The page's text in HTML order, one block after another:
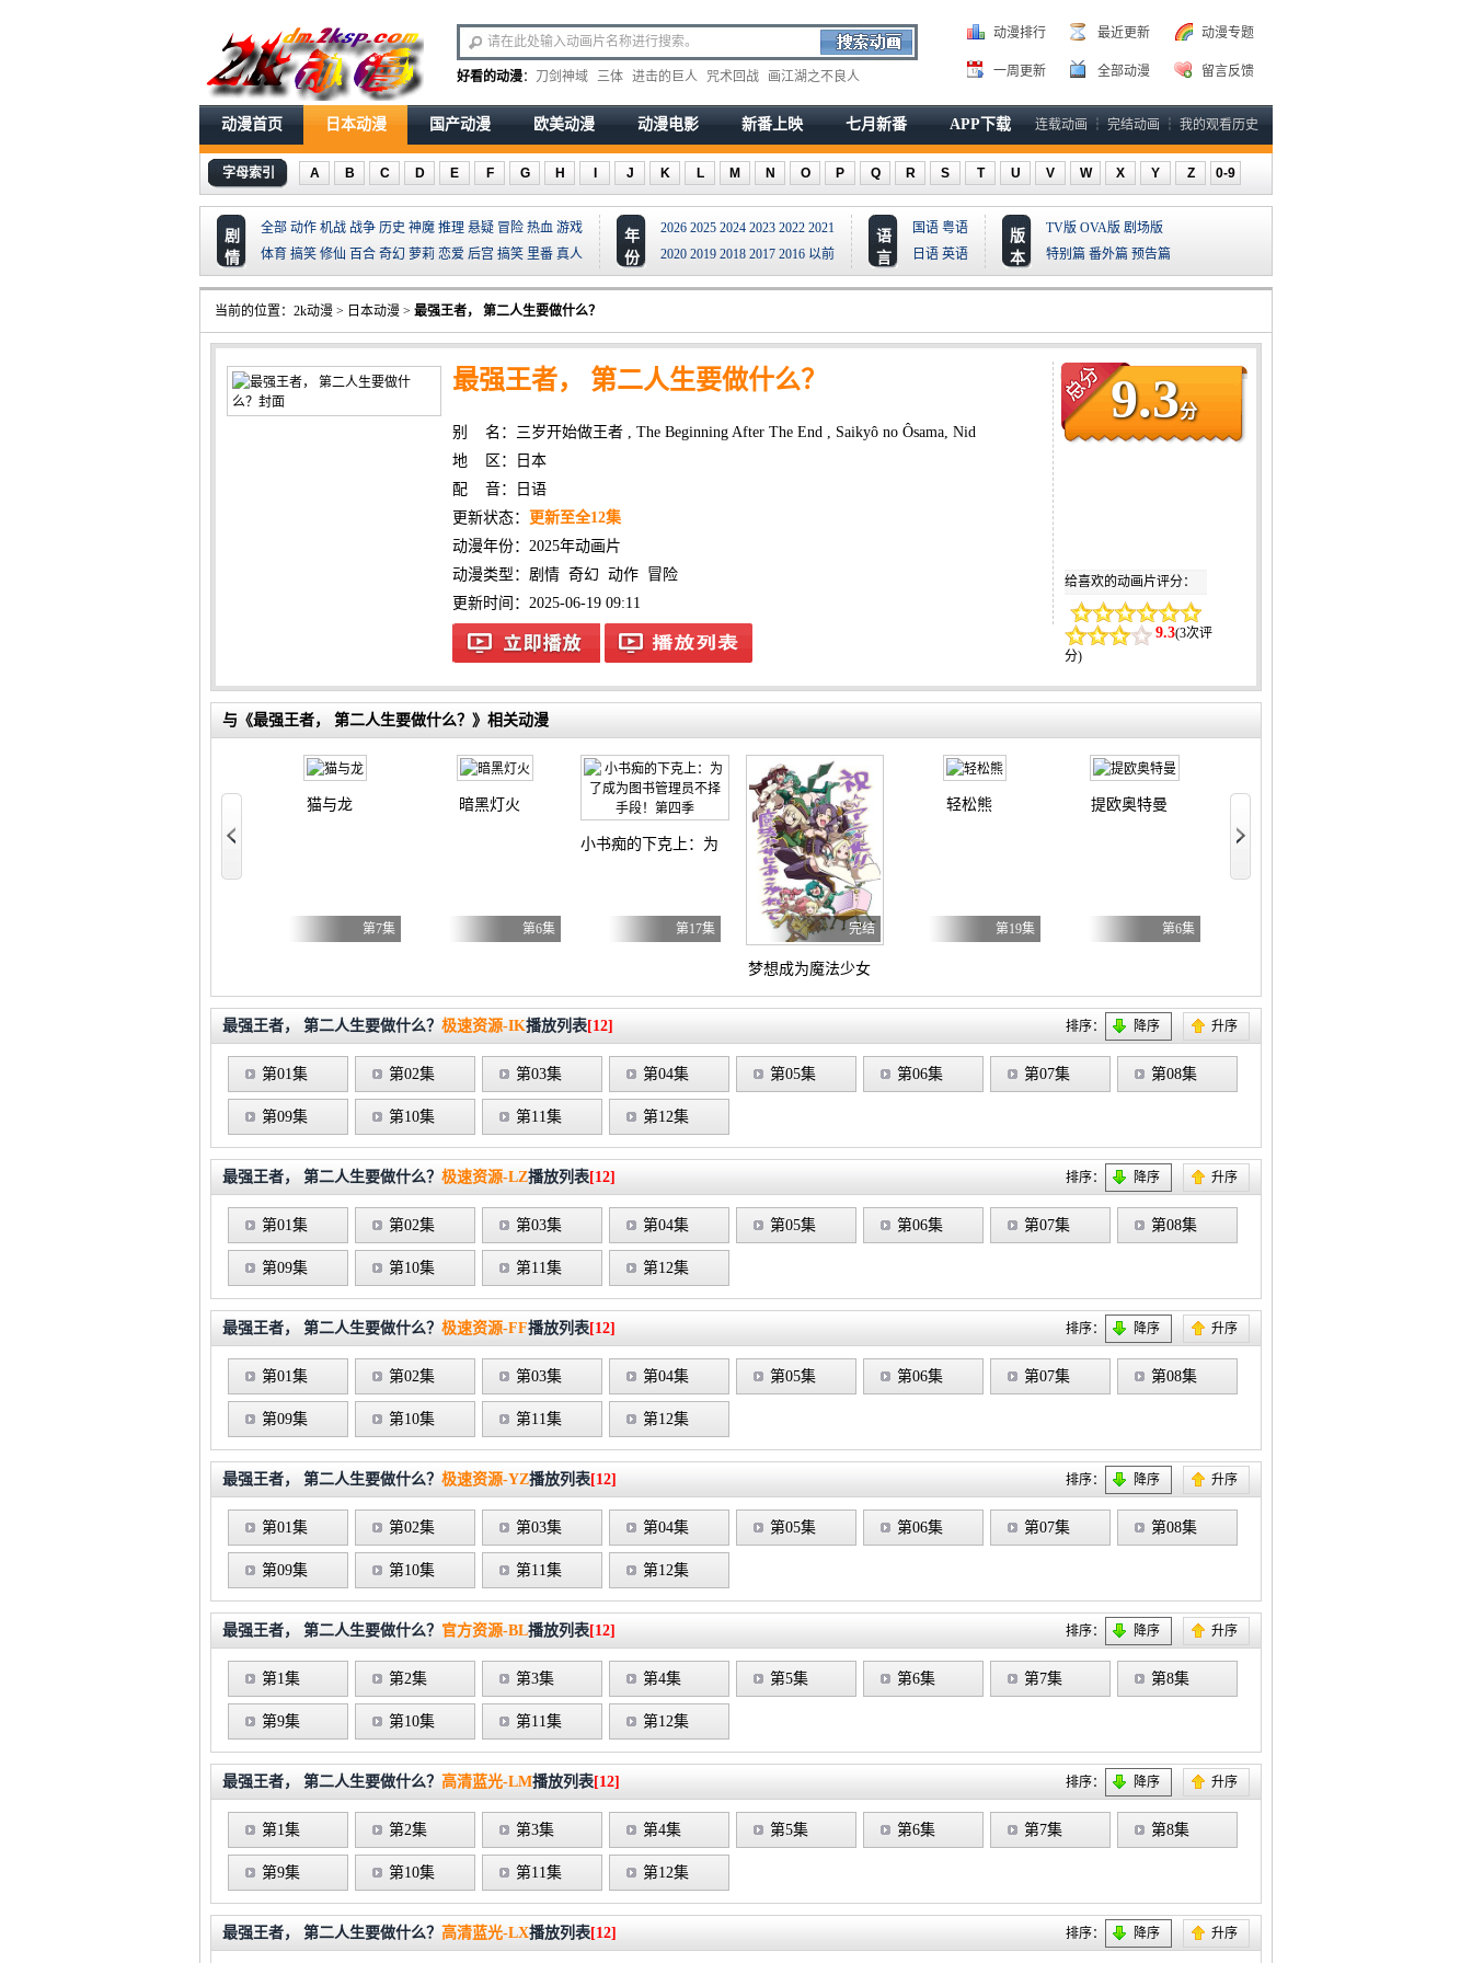
好看的动漫： 刀剑神域 三体 进击的巨人 咒术回战 画江湖之不良人
动漫排行 最近更新 动漫专题
一周更新 全部动漫 留言反馈
动漫首页 日本动漫 国产动漫 欧美动漫 动漫电影 新番上映 七月新番 APP下载 连载动画 ┆ 完结动画 ┆ 我的观看历史
字母索引 A B C D E F G H J K L M N O P Q R S T U V W X Y Z 0-9
剧
情
全部 动作 机战 战争 历史 神魔 推理 悬疑 冒险 热血 游戏
体育 搞笑 修仙 百合 奇幻 萝莉 恋爱 后宫 搞笑 里番 真人
年
份
2026 2025 2024 2023 2022 2021
2020 2019 2018 2017 2016 以前
语
言
国语 粤语
日语 英语
版
本
TV版 OVA版 剧场版
特别篇 番外篇 预告篇
当前的位置： 2k动漫 > 日本动漫 > 最强王者， 第二人生要做什么？
9.3分
给喜欢的动画片评分：
9.3(3次评
分)
最强王者， 第二人生要做什么？
别 名：三岁开始做王者 , The Beginning After The End , Saikyô no Ôsama, Nid
地 区：日本
配 音：日语
更新状态：
更新至全12集
动漫年份： 2025年动画片
动漫类型： 剧情 奇幻 动作 冒险
更新时间：2025-06-19 09:11
与《最强王者， 第二人生要做什么？》相关动漫
猫与龙
第7集
暗黑灯火
第6集
小书痴的下克上：为了成为图书管理员不择手段！第四季
第17集
梦想成为魔法少女
完结
轻松熊
第19集
提欧奥特曼
第6集
最强王者， 第二人生要做什么？ 极速资源-IK播放列表[12] 排序： 降序 升序
第01集 第02集 第03集 第04集 第05集 第06集 第07集 第08集
第09集 第10集 第11集 第12集
最强王者， 第二人生要做什么？ 极速资源-LZ播放列表[12] 排序： 降序 升序
第01集 第02集 第03集 第04集 第05集 第06集 第07集 第08集
第09集 第10集 第11集 第12集
最强王者， 第二人生要做什么？ 极速资源-FF播放列表[12] 排序： 降序 升序
第01集 第02集 第03集 第04集 第05集 第06集 第07集 第08集
第09集 第10集 第11集 第12集
最强王者， 第二人生要做什么？ 极速资源-YZ播放列表[12] 排序： 降序 升序
第01集 第02集 第03集 第04集 第05集 第06集 第07集 第08集
第09集 第10集 第11集 第12集
最强王者， 第二人生要做什么？ 官方资源-BL播放列表[12] 排序： 降序 升序
第1集 第2集 第3集 第4集 第5集 第6集 第7集 第8集
第9集 第10集 第11集 第12集
最强王者， 第二人生要做什么？ 高清蓝光-LM播放列表[12] 排序： 降序 升序
第1集 第2集 第3集 第4集 第5集 第6集 第7集 第8集
第9集 第10集 第11集 第12集
最强王者， 第二人生要做什么？ 高清蓝光-LX播放列表[12] 排序： 降序 升序